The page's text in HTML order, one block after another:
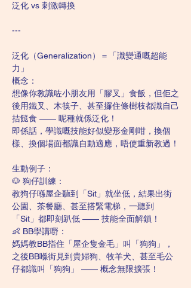
泛化 vs 刺激轉換
---
泛化（Generalization）＝「識變通嘅超能
力」
概念：
想像你教識咗小朋友用「膠叉」食飯，但佢之
後用鐵叉、木筷子、甚至攞住條樹枝都識自己
拮餸食 —— 呢種就係泛化！
即係話，學識嘅技能好似變形金剛咁，換個
樣、換個場面都識自動適應，唔使重新教過！
生動例子：
🐶 狗仔訓練：
教狗仔喺屋企聽到「Sit」就坐低，結果出街
公園、茶餐廳、甚至搭緊電梯，一聽到
「Sit」都即刻趴低 —— 技能全面解鎖！
👶 BB學講嘢：
媽媽教BB指住「屋企隻金毛」叫「狗狗」，
之後BB喺街見到貴婦狗、牧羊犬、甚至毛公
仔都識叫「狗狗」 —— 概念無限擴張！